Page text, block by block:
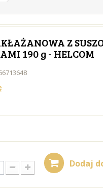
Z
190 g - HELCOM
Dodaj